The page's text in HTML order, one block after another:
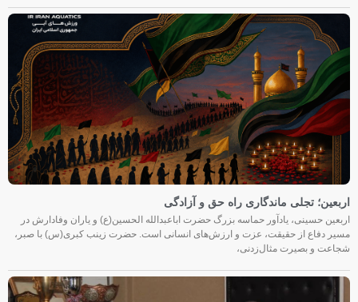
اربعین؛ تجلی ماندگاری راه حق و آزادگی
اربعین حسینی، یادآور حماسه بزرگ حضرت اباعبدالله الحسین(ع) و یاران وفادارش در
مسیر دفاع از حقیقت، عزت و ارزش‌های انسانی است. حضرت زینب کبری(س) با صبر،
شجاعت و بصیرت مثال‌زدنی،